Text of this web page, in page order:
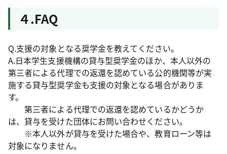
４.FAQ
Q.支援の対象となる奨学金を教えてください。
A.日本学生支援機構の貸与型奨学金のほか、本人以外の
第三者による代理での返還を認めている公的機関等が実
施する貸与型奨学金も支援の対象となる場合がありま
す。
第三者による代理での返還を認めているかどうか
は、貸与を受けた団体にお問い合わせください。
※本人以外が貸与を受けた場合や、教育ローン等は
対象になりません。